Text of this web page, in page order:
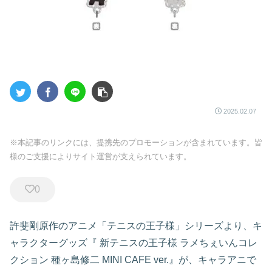
2025.02.07
※本記事のリンクには、提携先のプロモーションが含まれています。皆
様のご支援によりサイト運営が支えられています。
0
許斐剛原作のアニメ「テニスの王子様」シリーズより、キ
ャラクターグッズ『 新テニスの王子様 ラメちぇいんコレ
クション 種ヶ島修二 MINI CAFE ver.』が、キャラアニで